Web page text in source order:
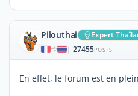
Pilouthai Expert
| 27455POSTS
En effet, le forum est en